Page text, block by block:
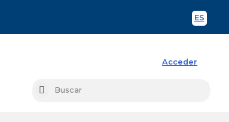
ES
Acceder
Buscar